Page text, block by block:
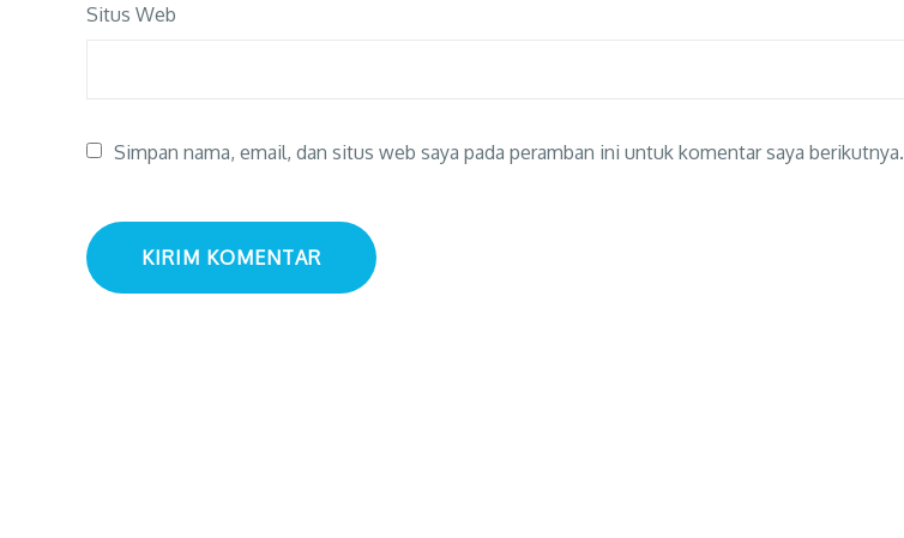
Situs Web
Simpan nama, email, dan situs web saya pada peramban ini untuk komentar saya berikutnya.